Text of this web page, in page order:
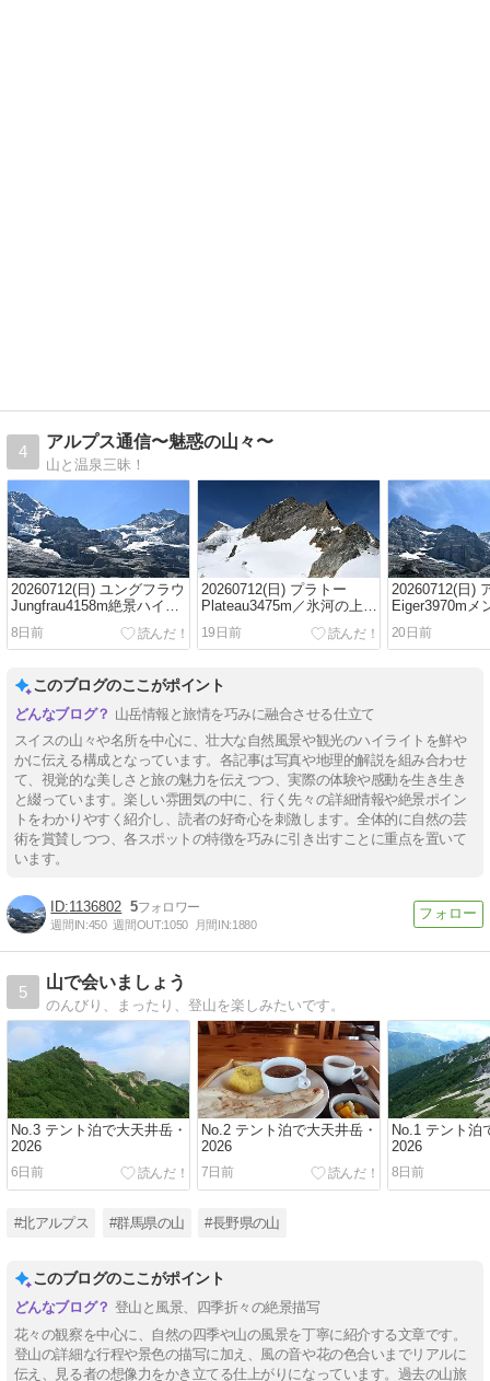
4
アルプス通信〜魅惑の山々〜
山と温泉三昧！
20260712(日) ユングフラウ
Jungfrau4158m絶景ハイキ
ング／アイガーグレッチャ
ーEigergletscher2320m～ク
8日前
20260712(日) プラトー
Plateau3475m／氷河の上の
雪原からの絶景展望
19日前
20260712(日)
Eiger3970mメ
Monch4107m
グ／アイガー
20日前
このブログのここがポイント
山岳情報と旅情を巧みに融合させる仕立て
スイスの山々や名所を中心に、壮大な自然風景や観光のハイライトを鮮や
かに伝える構成となっています。各記事は写真や地理的解説を組み合わせ
て、視覚的な美しさと旅の魅力を伝えつつ、実際の体験や感動を生き生き
と綴っています。楽しい雰囲気の中に、行く先々の詳細情報や絶景ポイン
トをわかりやすく紹介し、読者の好奇心を刺激します。全体的に自然の芸
術を賞賛しつつ、各スポットの特徴を巧みに引き出すことに重点を置いて
います。
1136802 5
週間IN:450 週間OUT:1050 月間IN:1880
5
山で会いましょう
のんびり、まったり、登山を楽しみたいです。
No.3 テント泊で大天井岳・
2026
6日前
No.2 テント泊で大天井岳・
2026
7日前
No.1 テント泊
2026
8日前
#北アルプス #群馬県の山 #長野県の山
このブログのここがポイント
登山と風景、四季折々の絶景描写
花々の観察を中心に、自然の四季や山の風景を丁寧に紹介する文章です。
登山の詳細な行程や景色の描写に加え、風の音や花の色合いまでリアルに
伝え、見る者の想像力をかき立てる仕上がりになっています。過去の山旅